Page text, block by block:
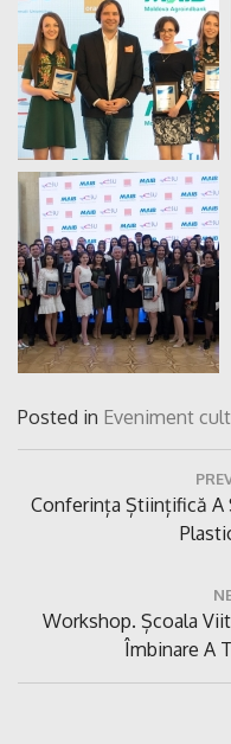
Posted in Eveniment
articole
Previous
Conferința Științifică A
Next
Workshop. Școala
Îmbinare A